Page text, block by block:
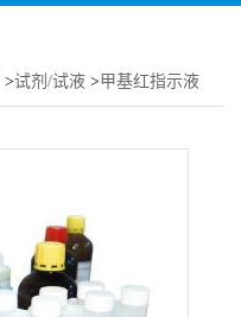
>试剂/试液 >甲基红指示液